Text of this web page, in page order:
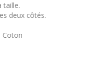
taille.
deux côtés.
Coton